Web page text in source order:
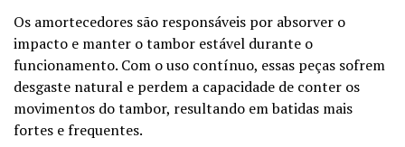
Os amortecedores são responsáveis por absorver o
impacto e manter o tambor estável durante o
funcionamento. Com o uso contínuo, essas peças sofrem
desgaste natural e perdem a capacidade de conter os
movimentos do tambor, resultando em batidas mais
fortes e frequentes.